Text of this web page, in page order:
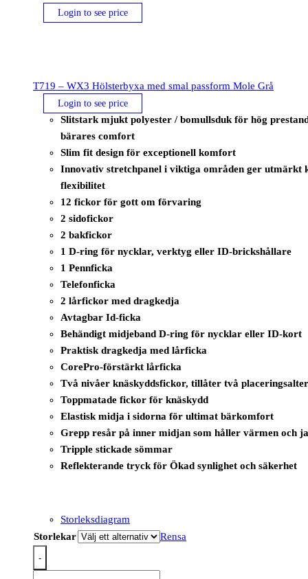
Login to see price
T719 – WX3 Hölsterbyxa med smal passform Mole Grå
Login to see price
Slitstark mjukt polyester / bomullsduk för hög
bärares comfort
Slim fit design för exceptionell komfort
Innovativ stretchpanel i viktiga områden ger utmärkt
flexibilitet
12 fickor för gott om förvaring
2 sidofickor
2 bakfickor
1 D-ring för nycklar, verktyg eller ID-brickshållare
1 Pennficka
Telefonficka
2 lårfickor med dragkedja
Avtagbar Id-ficka
Behändigt midjeband D-ring för nycklar eller ID-kort
Praktisk dragkedja med lårficka
CorePro-förstärkt lårficka
Två nivåer knäskyddsfickor, tillåter två
Toppmatade fickor för knäskydd
Elastisk midja i sidorna för ultimat bärkomfort
Grepp resår på inner midjan som håller värmen och
Tripple stickade sömmar
Reflekterande tryck för Ökad synlighet och säkerhet
Storleksdiagram
Storlekar
Rensa
-